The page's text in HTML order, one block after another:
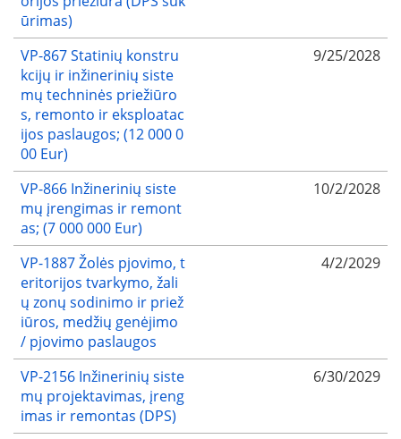
ūrimas)
VP-867 Statinių konstru
kcijų ir inžinerinių siste
mų techninės priežiūro
s, remonto ir eksploatac
ijos paslaugos; (12 000 0
00 Eur)
9/25/2028
VP-866 Inžinerinių siste
mų įrengimas ir remont
as; (7 000 000 Eur)
10/2/2028
VP-1887 Žolės pjovimo, t
eritorijos tvarkymo, žali
ų zonų sodinimo ir priež
iūros, medžių genėjimo
/ pjovimo paslaugos
4/2/2029
VP-2156 Inžinerinių siste
mų projektavimas, įreng
imas ir remontas (DPS)
6/30/2029